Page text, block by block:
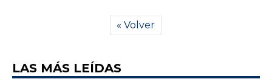
« Volver
LAS MÁS LEÍDAS